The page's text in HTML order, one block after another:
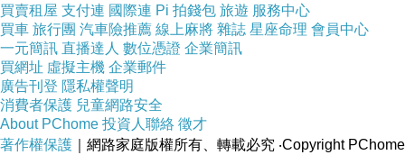
◎譯文：逐字逐句白話譯文，便於理解。
◎釋評：闡述原典，解析精要，發人深省。
◎事典：相關歷史人物事例，鑑古推今。
買賣租屋 支付連 國際連 Pi 拍錢包 旅遊 服務中心
買車 旅行團 汽車險推薦 線上麻將 雜誌 星座命理 會員中心
一元簡訊 直播達人 數位憑證 企業簡訊
買網址 虛擬主機 企業郵件
廣告刊登 隱私權聲明
消費者保護 兒童網路安全
About PChome 投資人聯絡 徵才
著作權保護 ｜網路家庭版權所有、轉載必究 ‧Copyright PChome